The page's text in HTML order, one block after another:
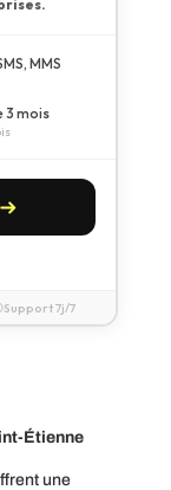
MMS
3 mois
Support 7j/7
Étienne
une